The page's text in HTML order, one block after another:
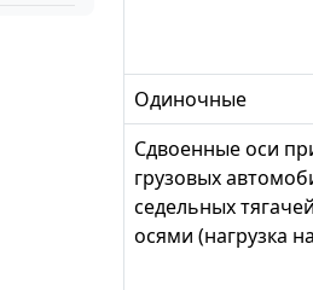
Одиночные
Сдвоенные оси
грузовых
седельных
осями (нагрузка